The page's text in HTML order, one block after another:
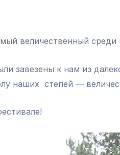
величественный среди
завезены к нам из
наших степей —